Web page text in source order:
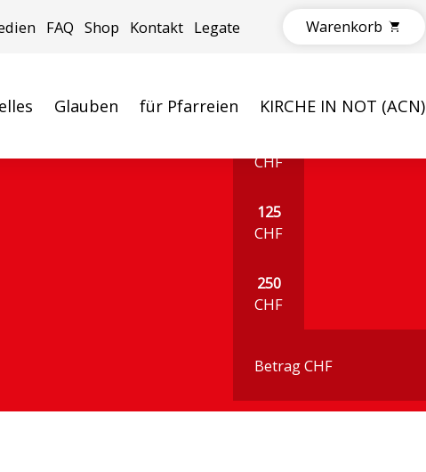
FAQ Shop Kontakt Legate Warenkorb
Glauben für Pfarreien KIRCHE IN NOT (ACN)
CHF
125
CHF
250
CHF